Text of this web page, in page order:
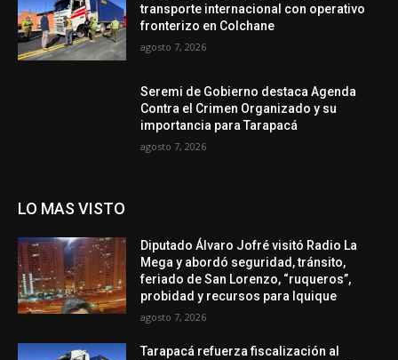
transporte internacional con operativo
fronterizo en Colchane
agosto 7, 2026
Seremi de Gobierno destaca Agenda
Contra el Crimen Organizado y su
importancia para Tarapacá
agosto 7, 2026
LO MAS VISTO
Diputado Álvaro Jofré visitó Radio La
Mega y abordó seguridad, tránsito,
feriado de San Lorenzo, “ruqueros”,
probidad y recursos para Iquique
agosto 7, 2026
Tarapacá refuerza fiscalización al